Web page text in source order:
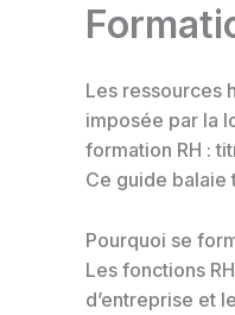
Les ressources
imposée par la
formation RH :
Ce guide balaie
Pourquoi se
Les fonctions
d’entreprise et